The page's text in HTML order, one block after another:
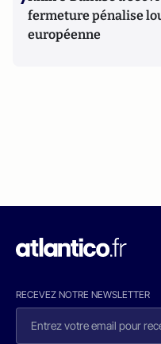
fermeture pénalise
européenne
RECEVEZ NOTRE NEWSLETTER